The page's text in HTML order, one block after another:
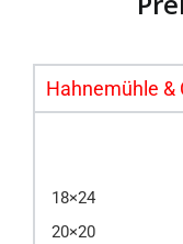
Hahnemühle &
18×24
20×20